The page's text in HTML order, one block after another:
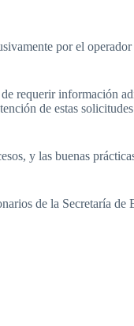
por el
requerir información
de estas
y las buenas
de la Secretaría